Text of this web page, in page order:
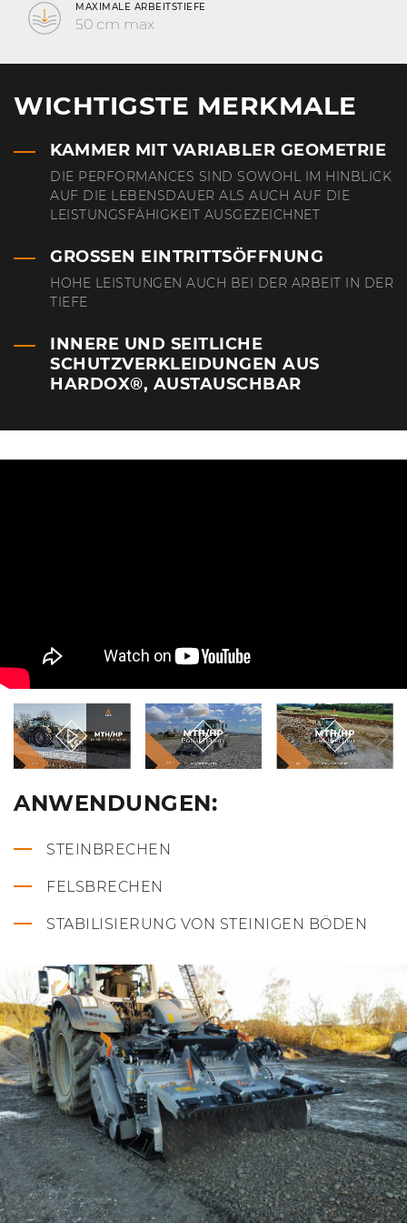
gewünschte Korngröße des bearbeiteten Materials.
MAXIMALE ARBEITSTIEFE
50 cm max
WICHTIGSTE MERKMALE
KAMMER MIT VARIABLER GEOMETRIE
DIE PERFORMANCES SIND SOWOHL IM HINBLICK
AUF DIE LEBENSDAUER ALS AUCH AUF DIE
LEISTUNGSFÄHIGKEIT AUSGEZEICHNET
GROSSEN EINTRITTSÖFFNUNG
HOHE LEISTUNGEN AUCH BEI DER ARBEIT IN DER
TIEFE
INNERE UND SEITLICHE
SCHUTZVERKLEIDUNGEN AUS
HARDOX®, AUSTAUSCHBAR
ANWENDUNGEN:
STEINBRECHEN
FELSBRECHEN
STABILISIERUNG VON STEINIGEN BÖDEN